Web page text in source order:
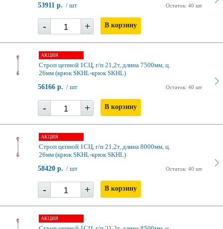
Остаток: 40 шт
53911 р. / шт
- + В корзину
АКЦИЯ
Строп цепной 1СЦ, г/п 21,2т, длина 7500мм, ц.
26мм (крюк SKHL-крюк SKHL)
Остаток: 40 шт
56166 р. / шт
- + В корзину
АКЦИЯ
Строп цепной 1СЦ, г/п 21,2т, длина 8000мм, ц.
26мм (крюк SKHL-крюк SKHL)
Остаток: 40 шт
58420 р. / шт
- + В корзину
АКЦИЯ